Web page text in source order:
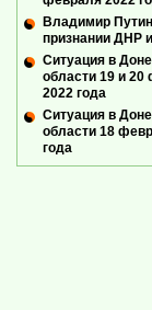
Владимир
признании ДНР
Ситуация в
области 19 и 20
2022 года
Ситуация в
области 18
года